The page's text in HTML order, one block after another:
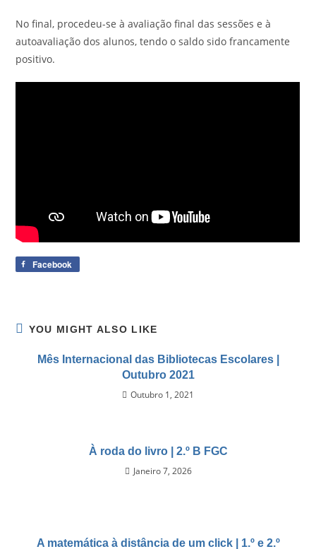
No final, procedeu-se à avaliação final das sessões e à
autoavaliação dos alunos, tendo o saldo sido francamente
positivo.
Facebook
YOU MIGHT ALSO LIKE
Mês Internacional das Bibliotecas Escolares |
Outubro 2021
Outubro 1, 2021
À roda do livro | 2.º B FGC
Janeiro 7, 2026
A matemática à distância de um click | 1.º e 2.º